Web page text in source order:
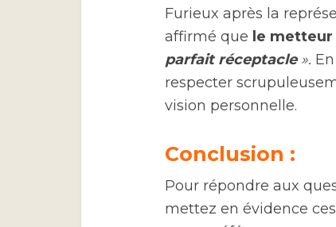
Furieux après la
affirmé que le metteur
parfait réceptacle».
respecter
vision personnelle.
Conclusion :
Pour répondre aux
mettez en évidence